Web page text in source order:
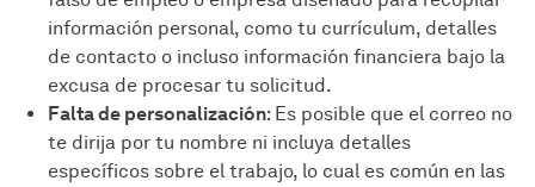
información personal, como tu currículum, detalles
de contacto o incluso información financiera bajo la
excusa de procesar tu solicitud.
Falta de personalización: Es posible que el correo no
te dirija por tu nombre ni incluya detalles
específicos sobre el trabajo, lo cual es común en las